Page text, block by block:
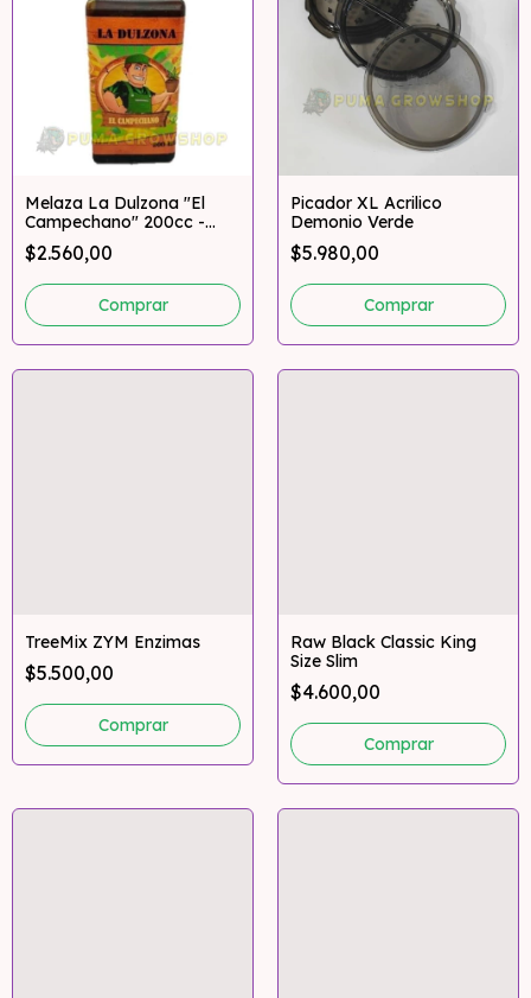
Melaza La Dulzona "El
Campechano" 200cc -
500cc
$2.560,00
Comprar
Picador XL Acrilico
Demonio Verde
$5.980,00
Comprar
TreeMix ZYM Enzimas
$5.500,00
Comprar
Raw Black Classic King
Size Slim
$4.600,00